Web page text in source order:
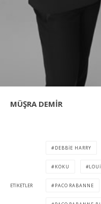
MÜŞRA DEMİR
ETIKETLER
DEBBIE HARRY
KOKU
PACO RABANNE